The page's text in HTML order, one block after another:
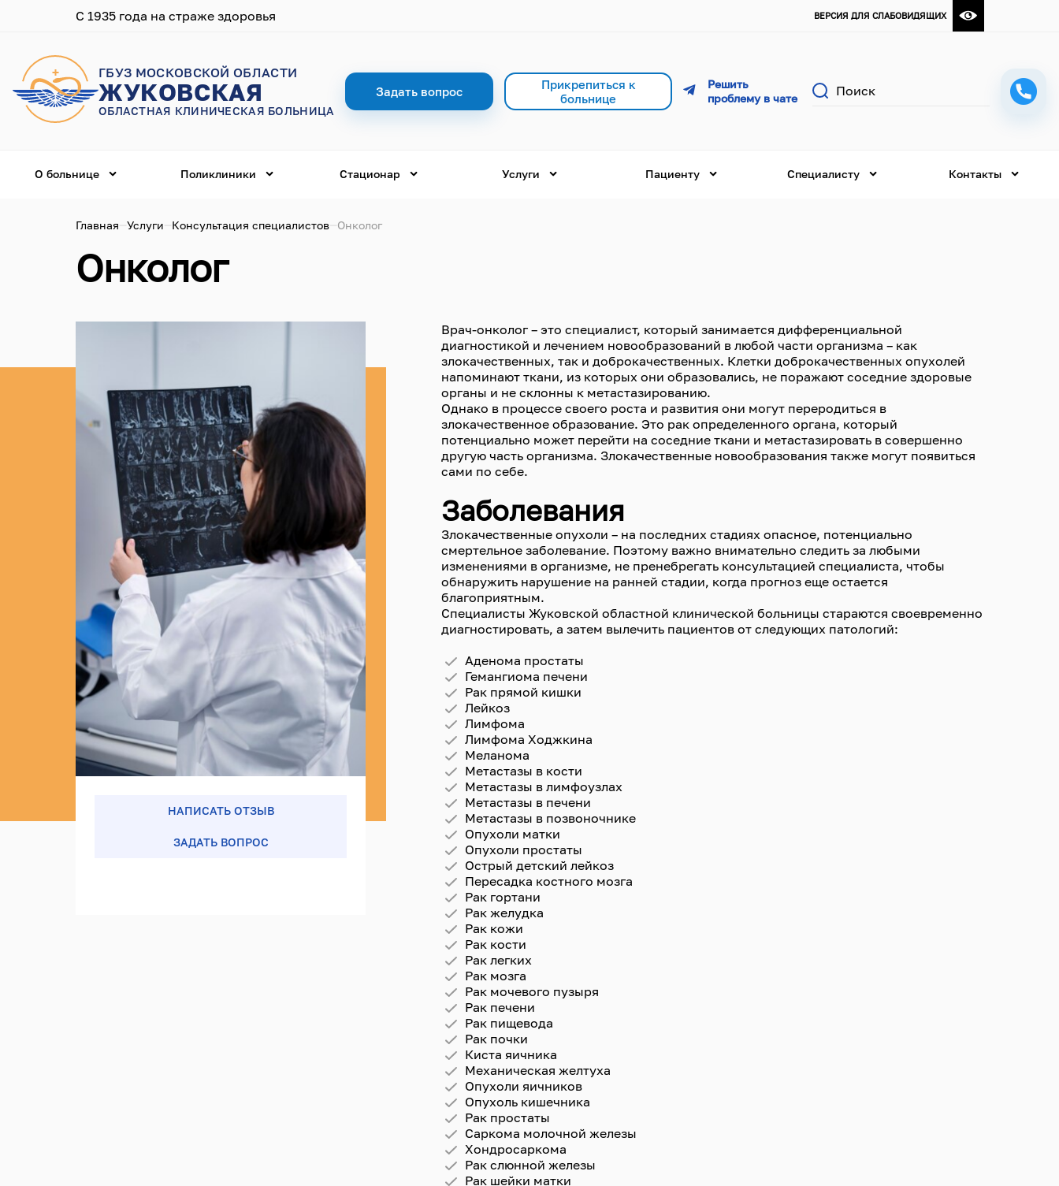
С 1935 года на страже здоровья ВЕРСИЯ ДЛЯ СЛАБОВИДЯЩИХ
ГБУЗ МОСКОВСКОЙ ОБЛАСТИ
ЖУКОВСКАЯ
ОБЛАСТНАЯ КЛИНИЧЕСКАЯ БОЛЬНИЦА
Задать вопрос
Прикрепиться к
больнице
Поиск
О больнице Поликлиники Стационар Услуги Пациенту Специалисту Контакты
Главная Услуги Консультация специалистов Онколог
Онколог
НАПИСАТЬ ОТЗЫВ
ЗАДАТЬ ВОПРОС
Врач-онколог – это специалист, который занимается дифференциальной
диагностикой и лечением новообразований в любой части организма – как
злокачественных, так и доброкачественных. Клетки доброкачественных опухолей
напоминают ткани, из которых они образовались, не поражают соседние здоровые
органы и не склонны к метастазированию.
Однако в процессе своего роста и развития они могут переродиться в
злокачественное образование. Это рак определенного органа, который
потенциально может перейти на соседние ткани и метастазировать в совершенно
другую часть организма. Злокачественные новообразования также могут появиться
сами по себе.
Заболевания
Злокачественные опухоли – на последних стадиях опасное, потенциально
смертельное заболевание. Поэтому важно внимательно следить за любыми
изменениями в организме, не пренебрегать консультацией специалиста, чтобы
обнаружить нарушение на ранней стадии, когда прогноз еще остается
благоприятным.
Специалисты Жуковской областной клинической больницы стараются своевременно
диагностировать, а затем вылечить пациентов от следующих патологий:
Аденома простаты
Гемангиома печени
Рак прямой кишки
Лейкоз
Лимфома
Лимфома Ходжкина
Меланома
Метастазы в кости
Метастазы в лимфоузлах
Метастазы в печени
Метастазы в позвоночнике
Опухоли матки
Опухоли простаты
Острый детский лейкоз
Пересадка костного мозга
Рак гортани
Рак желудка
Рак кожи
Рак кости
Рак легких
Рак мозга
Рак мочевого пузыря
Рак печени
Рак пищевода
Рак почки
Киста яичника
Механическая желтуха
Опухоли яичников
Опухоль кишечника
Рак простаты
Саркома молочной железы
Хондросаркома
Рак слюнной железы
Рак шейки матки